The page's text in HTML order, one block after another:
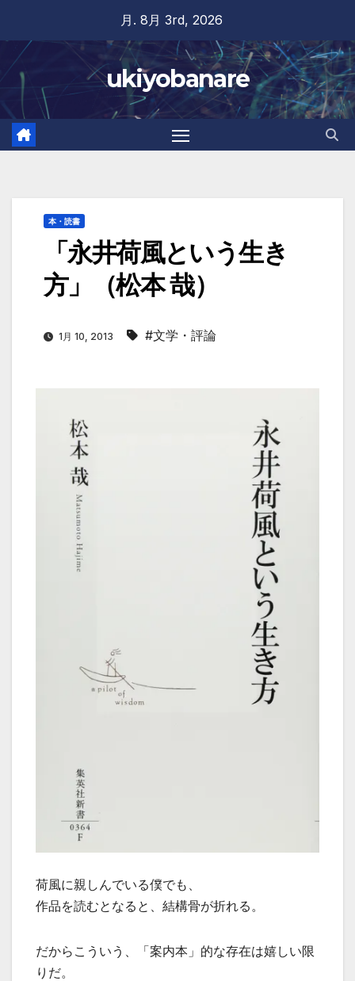
content
月. 8月 3rd, 2026
ukiyobanare
本・読書
「永井荷風という生き
方」（松本 哉）
1月 10, 2013 #文学・評論
荷風に親しんでいる僕でも、
作品を読むとなると、結構骨が折れる。
だからこういう、「案内本」的な存在は嬉しい限
りだ。